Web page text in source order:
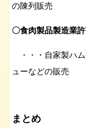
の陳列販売
〇食肉製品製造業許
・・・自家製ハ
ューなどの販売
まとめ